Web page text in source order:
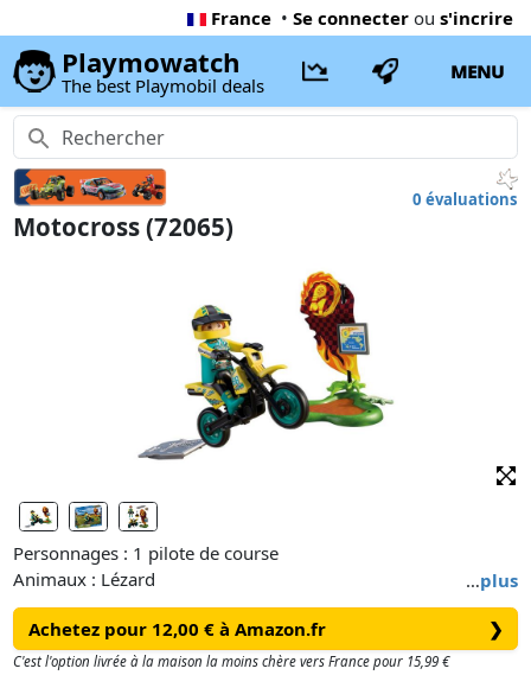
France • Se connecter ou s'incrire
Playmowatch
The best Playmobil deals
MENU
0 évaluations
Motocross (72065)
…plus
Personnages : 1 pilote de course
Animaux : Lézard
Accessoires : 1 casque, 2 protège-bras, 1 moto tout-terrain, 1
mât de drapeau, 1 carte, 1 panneau d'information, 1 flaque
de boue, 1 rampe, 1 plante
Achetez pour 12,00 € à Amazon.fr ❯
C'est l'option livrée à la maison la moins chère vers France pour 15,99 €